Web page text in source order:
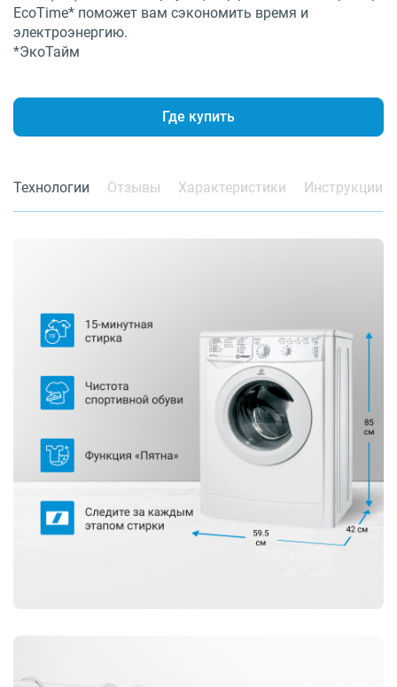
EcoTime* поможет вам сэкономить время и
электроэнергию.
*ЭкоТайм
Где купить
Технологии Отзывы Характеристики Инструкции